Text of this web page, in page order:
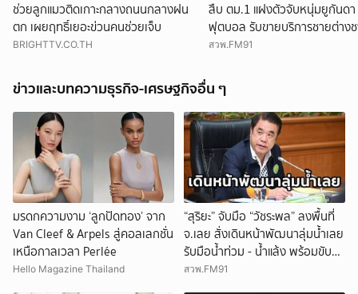
ช่วยลูกแมวติดเกาะกลางถนนกลางฝน
ตก เผยฤทธิ์เยอะข่วนคนช่วยเจ็บ
BRIGHTTV.CO.TH
สืบ ตม.1 แฝงตัวจับหนุ่มยูกันด
ฟุตบอล รับขายบริการชายต่าง
แอปหาคู่ พบอยู่เกินกำหนดอนุ
สวพ.FM91
ข่าวและบทความธุรกิจ-เศรษฐกิจอื่น ๆ
มรดกความงาม ‘ลูกปัดทอง’ จาก
Van Cleef & Arpels สู่คอลเลกชั่น
เหนือกาลเวลา Perlée
Hello Magazine Thailand
“สุริยะ” จับมือ “วัชระพล” ลงพื้นที่
จ.เลย สั่งเดินหน้าพัฒนาลุ่มน้ำเลย
รับมือน้ำท่วม - น้ำแล้ง พร้อมขับ
เคลื่อนโครงการพัฒนาแหล่งน้ำ
สวพ.FM91